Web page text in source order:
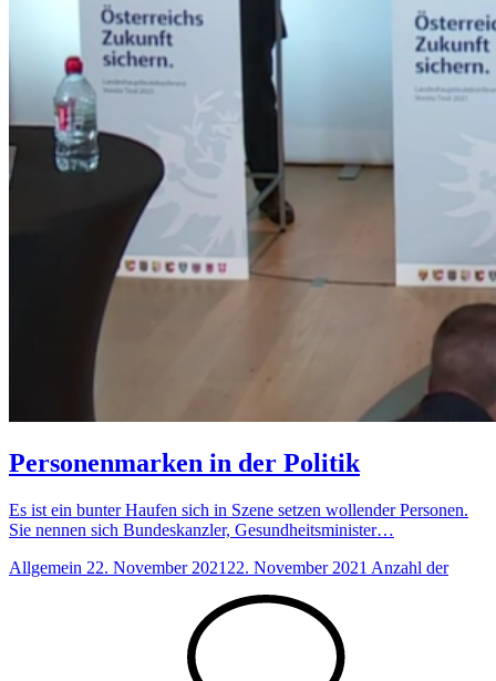
Personenmarken in der Politik
Es ist ein bunter Haufen sich in Szene setzen wollender Personen.
Sie nennen sich Bundeskanzler, Gesundheitsminister…
Allgemein 22. November 2021 22. November 2021 Anzahl der